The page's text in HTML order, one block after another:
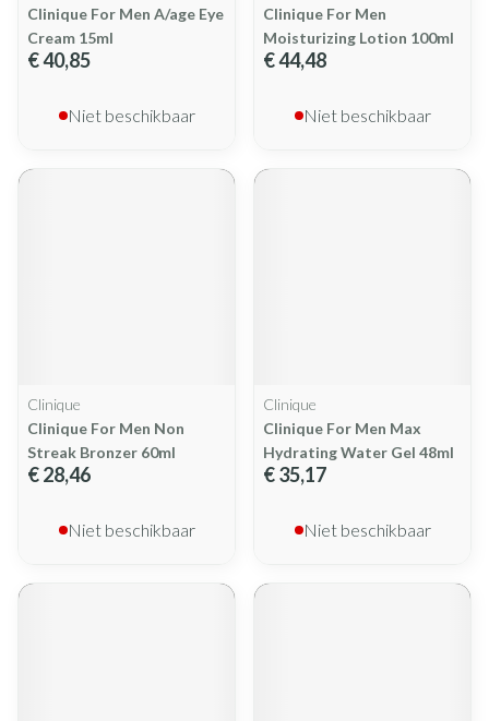
Clinique For Men A/age Eye
Cream 15ml
€ 40,85
Niet beschikbaar
Clinique For Men
Moisturizing Lotion 100ml
€ 44,48
Niet beschikbaar
Clinique
Clinique For Men Non
Streak Bronzer 60ml
€ 28,46
Niet beschikbaar
Clinique
Clinique For Men Max
Hydrating Water Gel 48ml
€ 35,17
Niet beschikbaar